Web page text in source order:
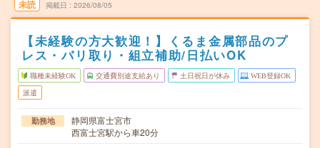
未読 掲載日 2026/08/05
【未経験の方大歓迎！】くるま金属部品のプ
レス・バリ取り・組立補助/日払いOK
職種未経験OK 交通費別途支給あり 土日祝日が休み WEB登録OK
派遣
勤務地
静岡県富士宮市
西富士宮駅から車20分